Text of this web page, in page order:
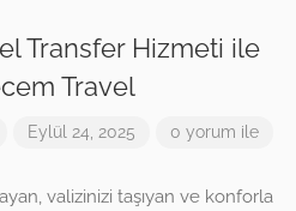
Transfer Hizmeti ile
Travel
Eylül 24, 2025 0 yorum ile
valizinizi taşıyan ve konforla